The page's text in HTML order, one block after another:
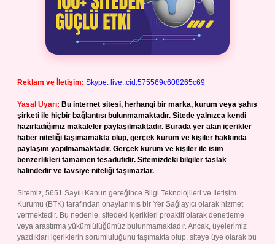
Reklam ve İletişim: Skype: live:.cid.575569c608265c69
Yasal Uyarı: Bu internet sitesi, herhangi bir marka, kurum veya şahıs
şirketi ile hiçbir bağlantısı bulunmamaktadır. Sitede yalnızca kendi
hazırladığımız makaleler paylaşılmaktadır. Burada yer alan içerikler
haber niteliği taşımamakta olup, gerçek kurum ve kişiler hakkında
paylaşım yapılmamaktadır. Gerçek kurum ve kişiler ile isim
benzerlikleri tamamen tesadüfidir. Sitemizdeki bilgiler taslak
halindedir ve tavsiye niteliği taşımazlar.
Sitemiz, 5651 Sayılı Kanun gereğince Bilgi Teknolojileri ve İletişim
Kurumu (BTK) tarafından onaylanmış bir Yer Sağlayıcı olarak hizmet
vermektedir. Bu nedenle, sitedeki içerikleri proaktif olarak denetleme
veya araştırma yükümlülüğümüz bulunmamaktadır. Ancak, üyelerimiz
yazdıkları içeriklerin sorumluluğunu taşımakta olup, siteye üye olarak bu